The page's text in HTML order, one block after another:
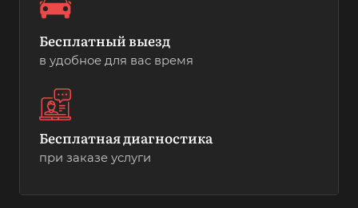
Бесплатный выезд
в удобное для вас время
Бесплатная диагностика
при заказе услуги